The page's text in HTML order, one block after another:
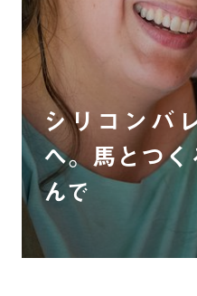
シリコンバ
へ。馬とつ
んで